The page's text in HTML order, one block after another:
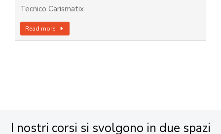
Tecnico Carismatix
Read more
I nostri corsi si svolgono in due spazi